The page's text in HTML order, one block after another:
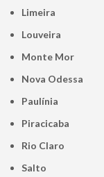
Limeira
Louveira
Monte Mor
Nova Odessa
Paulínia
Piracicaba
Rio Claro
Salto